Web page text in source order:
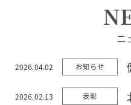
ニ
2026.04.02 お知らせ
2026.02.13 表彰